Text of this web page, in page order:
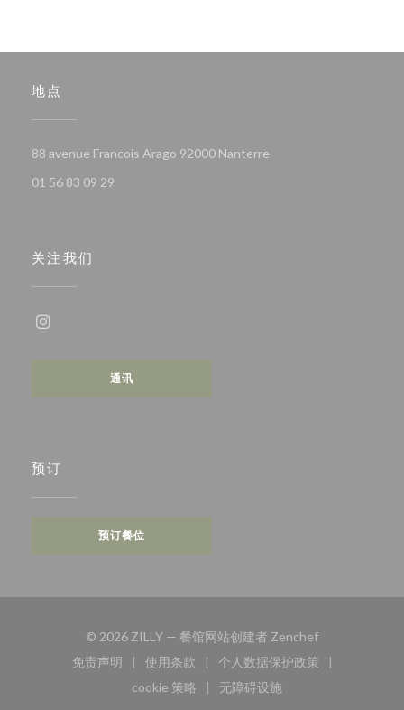
地点
88 avenue Francois Arago 92000 Nanterre
01 56 83 09 29
关注我们
通讯
预订
预订餐位
© 2026 ZILLY — 餐馆网站创建者 Zenchef((在新窗口中打
免责声明
((在新窗口中打开))
使用条款
((在新窗口中打开))
个人数据保护政策
((在新窗口中打开))
cookie 策略
((在新窗口中打开))
无障碍设施
((在新窗口中打开))